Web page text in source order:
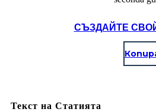
СЪЗДАЙТЕ
Текст на Статията